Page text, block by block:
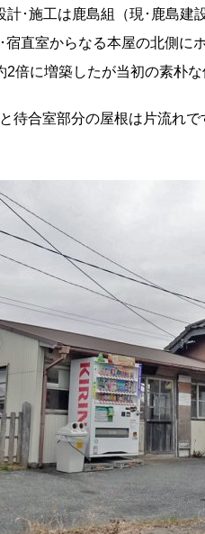
計･施工は鹿島組（現･鹿島
宿直室からなる本屋の北側に
倍に増築したが当初の素朴な
待合室部分の屋根は片流れ